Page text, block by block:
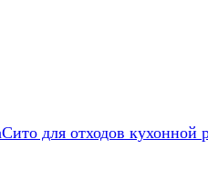
Сито для отходов кухонной